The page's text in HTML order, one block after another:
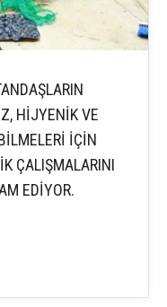
HİJYENİK VE
İÇİN
ÇALIŞMALARINI
EDİYOR.